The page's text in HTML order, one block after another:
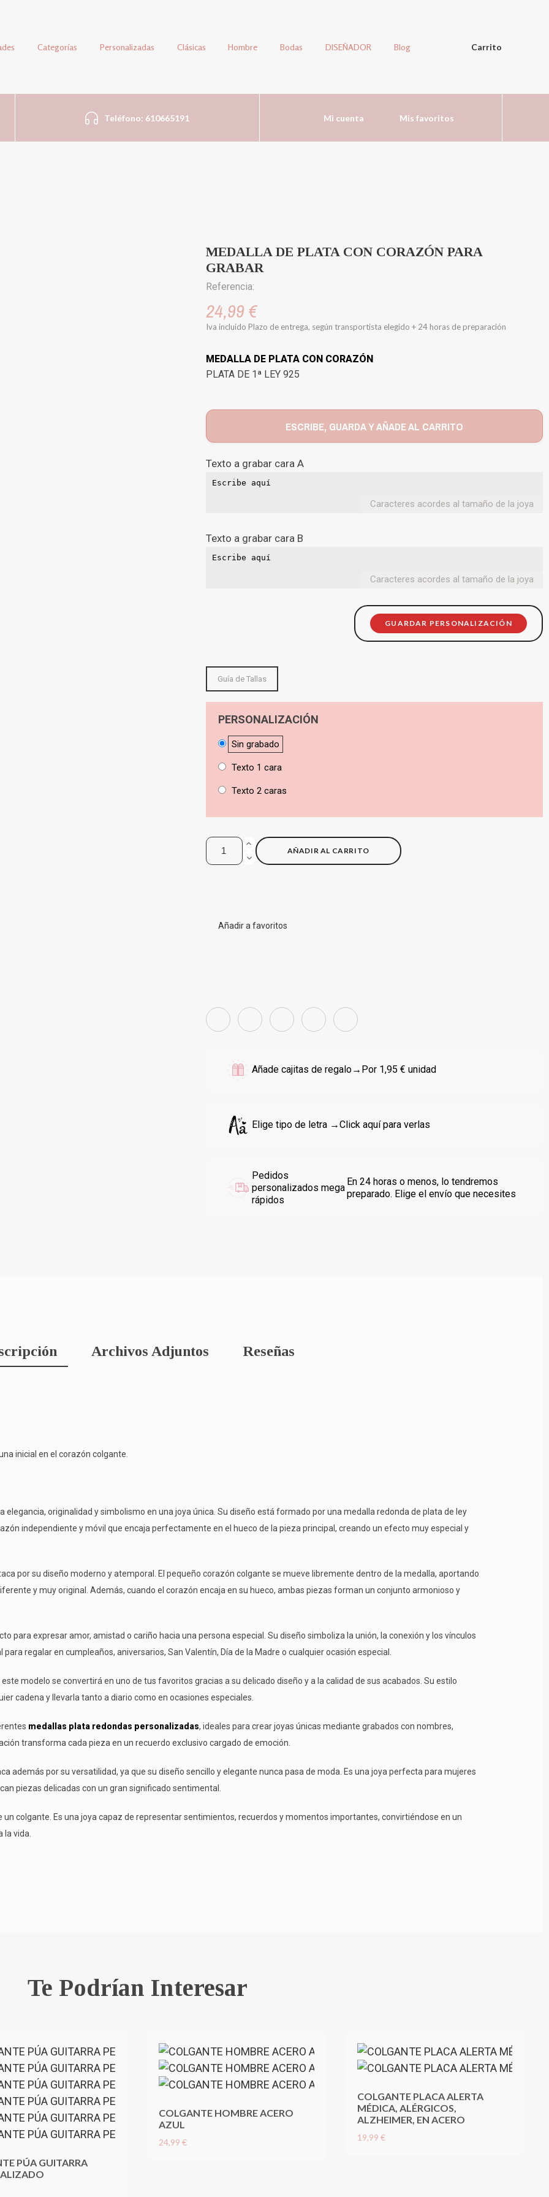
Categorías Personalizadas Clásicas Hombre Bodas DISEÑADOR Blog Carrito
Teléfono: 610665191 Mi cuenta Mis favoritos
MEDALLA DE PLATA CON CORAZÓN PARA
GRABAR
Referencia:
24,99 €
Iva incluido Plazo de entrega, según transportista elegido + 24 horas de preparación
MEDALLA DE PLATA CON CORAZÓN
PLATA DE 1ª LEY 925
ESCRIBE, GUARDA Y AÑADE AL CARRITO
Texto a grabar cara A
Caracteres acordes al tamaño de la joya
Texto a grabar cara B
Caracteres acordes al tamaño de la joya
GUARDAR PERSONALIZACIÓN
Guía de Tallas
PERSONALIZACIÓN
Sin grabado
Texto 1 cara
Texto 2 caras
AÑADIR AL CARRITO
Añadir a favoritos
Añade cajitas de regalo→Por 1,95 € unidad
Elige tipo de letra →Click aquí para verlas
Pedidos
personalizados mega
rápidos
En 24 horas o menos, lo tendremos
preparado. Elige el envío que necesites
Archivos Adjuntos Reseñas
inicial en el corazón colgante.
elegancia, originalidad y simbolismo en una joya única. Su diseño está formado por una medalla redonda de plata de ley
independiente y móvil que encaja perfectamente en el hueco de la pieza principal, creando un efecto muy especial y
por su diseño moderno y atemporal. El pequeño corazón colgante se mueve libremente dentro de la medalla, aportando
y muy original. Además, cuando el corazón encaja en su hueco, ambas piezas forman un conjunto armonioso y
para expresar amor, amistad o cariño hacia una persona especial. Su diseño simboliza la unión, la conexión y los vínculos
regalar en cumpleaños, aniversarios, San Valentín, Día de la Madre o cualquier ocasión especial.
este modelo se convertirá en uno de tus favoritos gracias a su delicado diseño y a la calidad de sus acabados. Su estilo
cadena y llevarla tanto a diario como en ocasiones especiales.
medallas plata redondas personalizadas, ideales para crear joyas únicas mediante grabados con nombres,
transforma cada pieza en un recuerdo exclusivo cargado de emoción.
además por su versatilidad, ya que su diseño sencillo y elegante nunca pasa de moda. Es una joya perfecta para mujeres
piezas delicadas con un gran significado sentimental.
colgante. Es una joya capaz de representar sentimientos, recuerdos y momentos importantes, convirtiéndose en un
vida.
Te Podrían Interesar
PÚA GUITARRA
COLGANTE HOMBRE ACERO
AZUL
24,99 €
COLGANTE PLACA ALERTA
MÉDICA, ALÉRGICOS,
ALZHEIMER, EN ACERO
19,99 €